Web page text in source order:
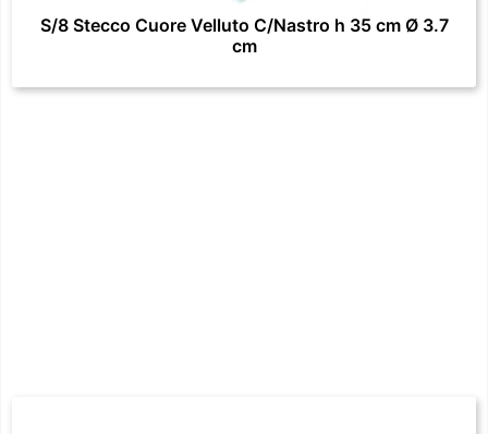
S/8 Stecco Cuore Velluto C/Nastro h 35 cm Ø 3.7
cm